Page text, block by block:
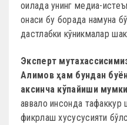
оилада унинг медиа-
онаси бу борада намуна
дастлабки кўникмалар
Эксперт
Алимов ҳам бундан
аксинча кўпайиши
аввало инсонда тафаккур
фикрлаш хусусусияти